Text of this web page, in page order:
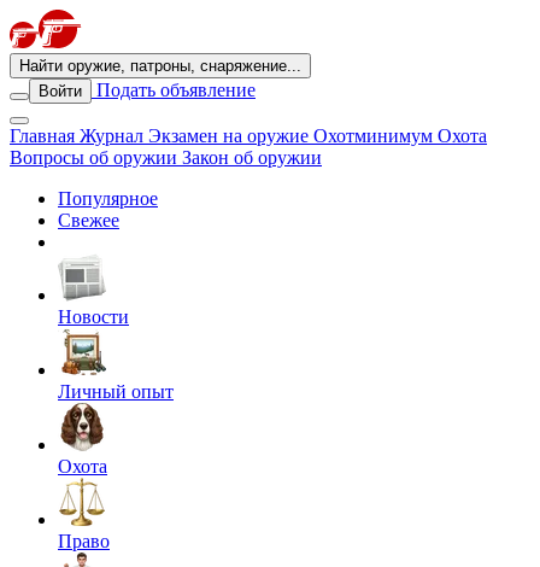
Найти оружие, патроны, снаряжение...
Войти
Подать объявление
Главная Журнал Экзамен на оружие Охотминимум Охота
Вопросы об оружии Закон об оружии
Популярное
Свежее
Новости
Личный опыт
Охота
Право